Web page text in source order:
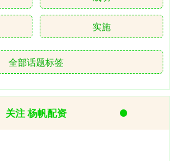
实施
全部话题标签
关注 杨帆配资